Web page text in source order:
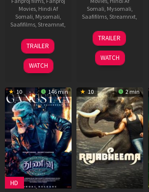
Movies, Hindi Af
Somali Mysomali
Saafifilms Streamnxt
23
Sep
2022
Hardik
Gajjar
TRAILER
WATCH
Somali Mysomali
Saafifilms Streamnxt
18
Aug
2022
Chandrakant
Kanse
TRAILER
WATCH
10 146 min
HD
10 2 min